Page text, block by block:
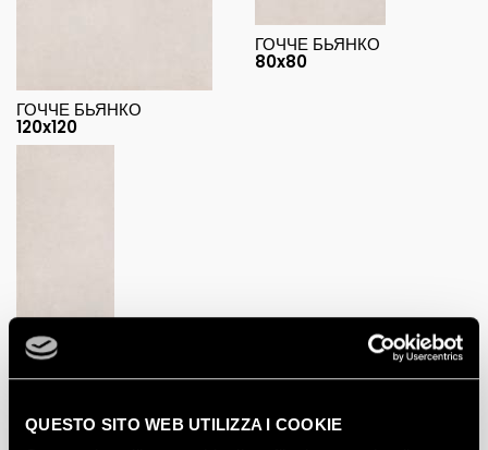
QUESTO SITO WEB UTILIZZA I COOKIE
ГОЧЧЕ БЬЯНКО
120x120
ГОЧЧЕ БЬЯНКО
80x80
ГОЧЧЕ БЬЯНКО
60x120